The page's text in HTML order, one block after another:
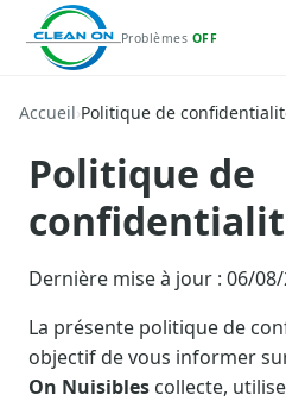
Problèmes OFF
Accueil›Politique de
Politique de
Dernière mise à jour : 06/
La présente politique de
objectif de vous informer
On Nuisibles collecte,